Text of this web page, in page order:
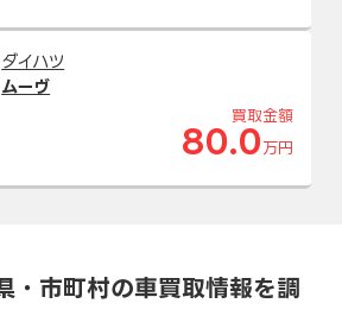
ダイハツ
ムーヴ
買取金額
80.0 万円
・市町村の車買取情報を調